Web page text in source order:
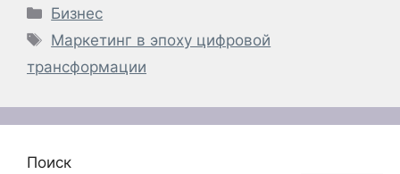
Рубрики
Бизнес
Метки
Маркетинг в эпоху цифровой
трансформации
Поиск